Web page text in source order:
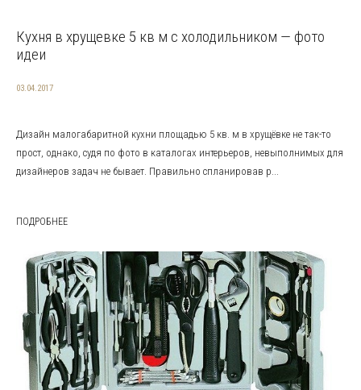
Кухня в хрущевке 5 кв м с холодильником — фото
идеи
03.04.2017
Дизайн малогабаритной кухни площадью 5 кв. м в хрущёвке не так-то
прост, однако, судя по фото в каталогах интерьеров, невыполнимых для
дизайнеров задач не бывает. Правильно спланировав р...
ПОДРОБНЕЕ